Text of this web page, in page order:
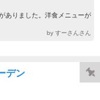
ありました。洋食メニューが
by すーさんさん
デン